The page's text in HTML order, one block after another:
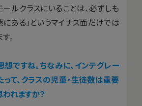
ールクラスにいることは、必ずしも
にある」というマイナス面だけでは
。
ですね。ちなみに、インテグレー
て、クラスの児童・生徒数は重要
れますか？